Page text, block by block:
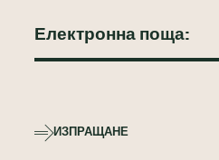
ИЗПРАЩАНЕ